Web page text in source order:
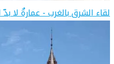
لقاء الشرق بالغرب - عمارةٌ